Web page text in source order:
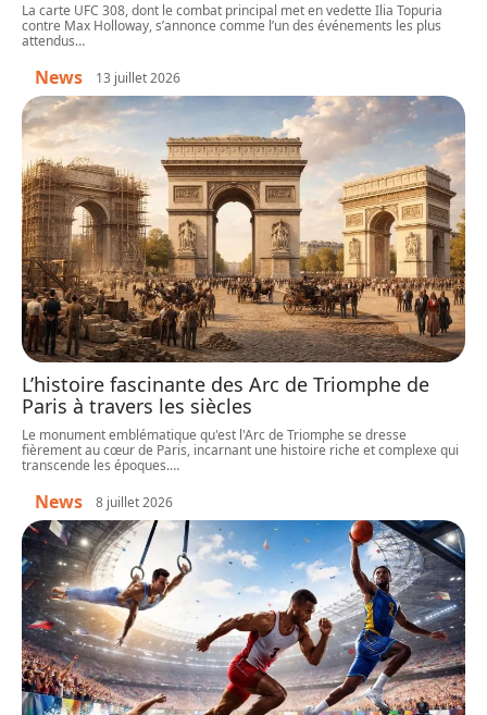
La carte UFC 308, dont le combat principal met en vedette Ilia Topuria
contre Max Holloway, s’annonce comme l’un des événements les plus
attendus…
News 13 juillet 2026
L’histoire fascinante des Arc de Triomphe de
Paris à travers les siècles
Le monument emblématique qu'est l'Arc de Triomphe se dresse
fièrement au cœur de Paris, incarnant une histoire riche et complexe qui
transcende les époques.…
News 8 juillet 2026